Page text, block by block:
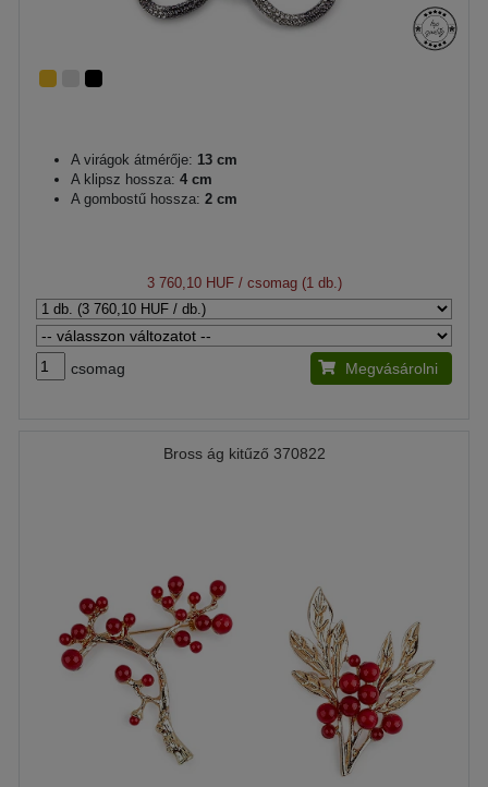
A virágok átmérője: 13 cm
A klipsz hossza: 4 cm
A gombostű hossza: 2 cm
3 760,10 HUF/ csomag (1 db.)
csomag Megvásárolni
Bross ág kitűző 370822